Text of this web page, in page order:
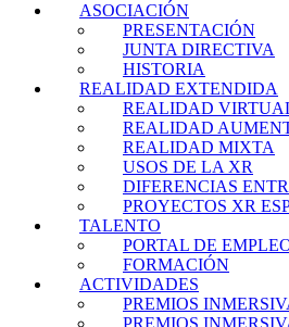
ASOCIACIÓN
PRESENTACIÓN
JUNTA DIRECTIVA
HISTORIA
REALIDAD EXTENDIDA
REALIDAD
REALIDAD
REALIDAD MIXTA
USOS DE LA XR
DIFERENCIAS
PROYECTOS XR
TALENTO
PORTAL DE
FORMACIÓN
ACTIVIDADES
PREMIOS
PREMIOS